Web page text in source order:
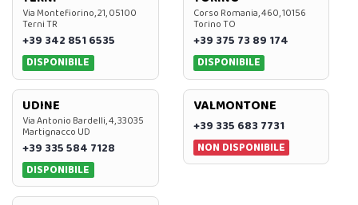
Via Montefiorino, 21, 05100
Terni TR
+39 342 851 6535
DISPONIBILE
Corso Romania, 460, 10156
Torino TO
+39 375 73 89 174
DISPONIBILE
UDINE
Via Antonio Bardelli, 4, 33035
Martignacco UD
+39 335 584 7128
DISPONIBILE
VALMONTONE
+39 335 683 7731
NON DISPONIBILE